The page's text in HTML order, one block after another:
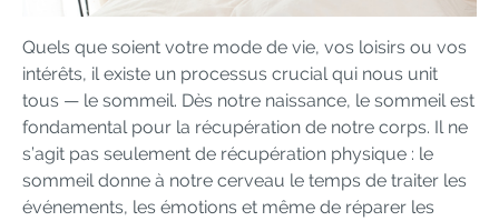
Quels que soient votre mode de vie, vos loisirs ou vos
intérêts, il existe un processus crucial qui nous unit
tous — le sommeil. Dès notre naissance, le sommeil est
fondamental pour la récupération de notre corps. Il ne
s’agit pas seulement de récupération physique : le
sommeil donne à notre cerveau le temps de traiter les
événements, les émotions et même de réparer les